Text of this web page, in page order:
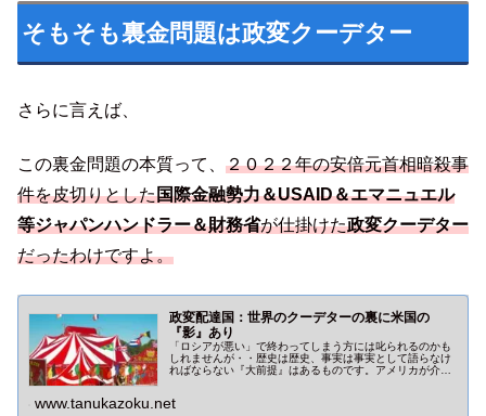
そもそも裏金問題は政変クーデター
さらに言えば、
この裏金問題の本質って、 ２０２２年の安倍元首相暗殺事
件を皮切りとした国際金融勢力＆USAID＆エマニュエル
等ジャパンハンドラー＆財務省が仕掛けた政変クーデター
だったわけですよ。
政変配達国：世界のクーデターの裏に米国の
『影』あり
「ロシアが悪い」で終わってしまう方には叱られるのかも
しれませんが・・歴史は歴史、事実は事実として語らなけ
ればならない『大前提』はあるものです。アメリカが介入
www.tanukazoku.net